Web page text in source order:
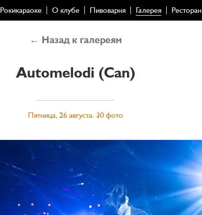
Рокикараоке О клубе Пивоварня Галерея Ресторан
← Назад к галереям
Automelodi (Can)
Пятница, 26 августа. 30 фото